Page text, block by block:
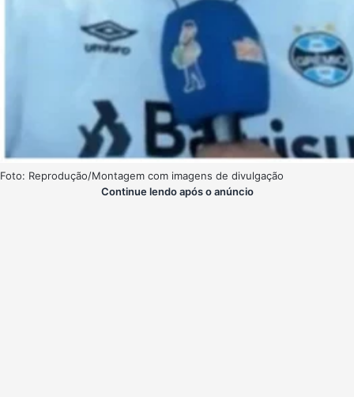
Foto: Reprodução/Montagem com imagens de divulgação
Continue lendo após o anúncio